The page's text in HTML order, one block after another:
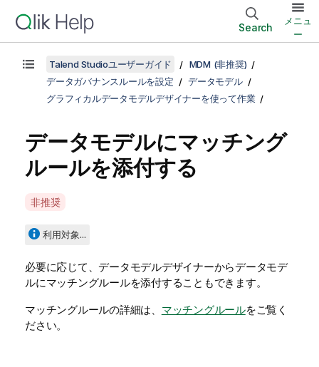
Search
メニュ
ー
Talend Studioユーザーガイド
MDM (非推奨)
データガバナンスルールを設定
データモデル
グラフィカルデータモデルデザイナーを使って作業
データモデルにマッチング
ルールを添付する
A
a
l
a
i
l
非推奨
利用対象...
必要に応じて、データモデルデザイナーからデータモデ
ルにマッチングルールを添付することもできます。
マッチングルールの詳細は、 マッチングルールをご覧く
ださい。